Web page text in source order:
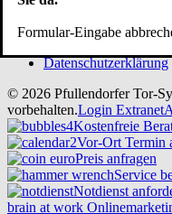
Formular-Eingabe
Datenschutzerklärung
© 2026 Pfullendorfer Tor-
vorbehalten.Login Extranet
Kostenfreie
Vor-Ort Termin
Preis anfragen
Service
Notdienst
brain at work